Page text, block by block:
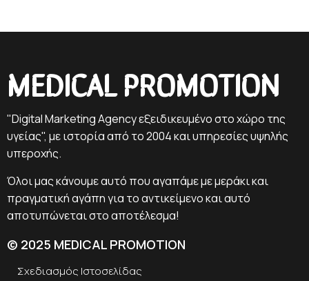
MEDICAL PROMOTION
"Digital Marketing Agency εξειδικευμένο στο χώρο της
υγείας", με ιστορία από το 2004 και υπηρεσίες υψηλής
υπεροχής.
Όλοι μας κάνουμε αυτό που αγαπάμε με μεράκι και
πραγματική αγάπη για το αντικείμενο και αυτό
αποτυπώνεται στο αποτέλεσμα!
© 2025 MEDICAL PROMOTION
Σχεδιασμός Ιστοσελίδας